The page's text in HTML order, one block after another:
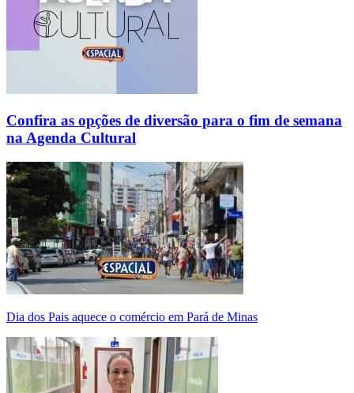
Confira as opções de diversão para o fim de semana
na Agenda Cultural
Dia dos Pais aquece o comércio em Pará de Minas